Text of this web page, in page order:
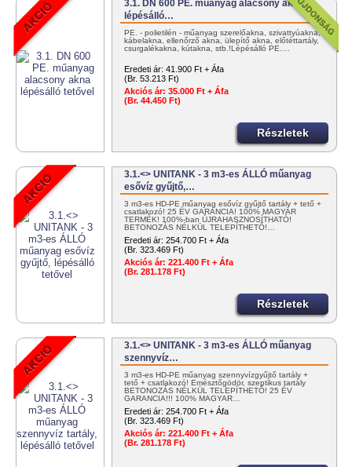
3.1. DN 600 PE. műanyag alacsony akna
lépésálló…
PE. - polietilén - műanyag szerelőakna, szivattyúakna,
kábelakna, ellenőrző akna, ülepítő akna, előtéttartály,
csurgalékakna, kútakna, stb.!Lépésálló PE.…
Eredeti ár: 41.900 Ft + Áfa
(Br. 53.213 Ft)
Akciós ár: 35.000 Ft + Áfa
(Br. 44.450 Ft)
Részletek
3.1.<> UNITANK - 3 m3-es ÁLLÓ műanyag
esővíz gyűjtő,…
3 m3-es HD-PE műanyag esővíz gyűjtő tartály + tető +
csatlakozó! 25 ÉV GARANCIA! 100% MAGYAR
TERMÉK! 100%-ban ÚJRAHASZNOSÍTHATÓ!
BETONOZÁS NÉLKÜL TELEPÍTHETŐ!…
Eredeti ár: 254.700 Ft + Áfa
(Br. 323.469 Ft)
Akciós ár: 221.400 Ft + Áfa
(Br. 281.178 Ft)
Részletek
3.1.<> UNITANK - 3 m3-es ÁLLÓ műanyag
szennyvíz…
3 m3-es HD-PE műanyag szennyvízgyűjtő tartály +
tető + csatlakozó! Emésztőgödör, szeptikus tartály
BETONOZÁS NÉLKÜL TELEPÍTHETŐ! 25 ÉV
GARANCIA!!! 100% MAGYAR…
Eredeti ár: 254.700 Ft + Áfa
(Br. 323.469 Ft)
Akciós ár: 221.400 Ft + Áfa
(Br. 281.178 Ft)